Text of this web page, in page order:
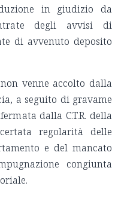
in giudizio da
degli avvisi di
di avvenuto deposito
venne accolto dalla
a seguito di gravame
dalla C.T.R. della
regolarità delle
e del mancato
congiunta